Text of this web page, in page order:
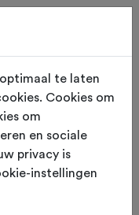
oktober 2024
Absa Cape
te laten
Cookies om
om
en sociale
privacy is
instellingen